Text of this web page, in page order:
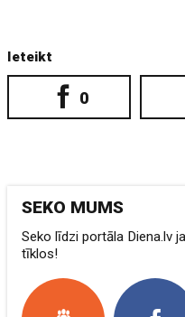
Ieteikt
0
SEKO MUMS
Seko līdzi portāla Diena.lv
tīklos!